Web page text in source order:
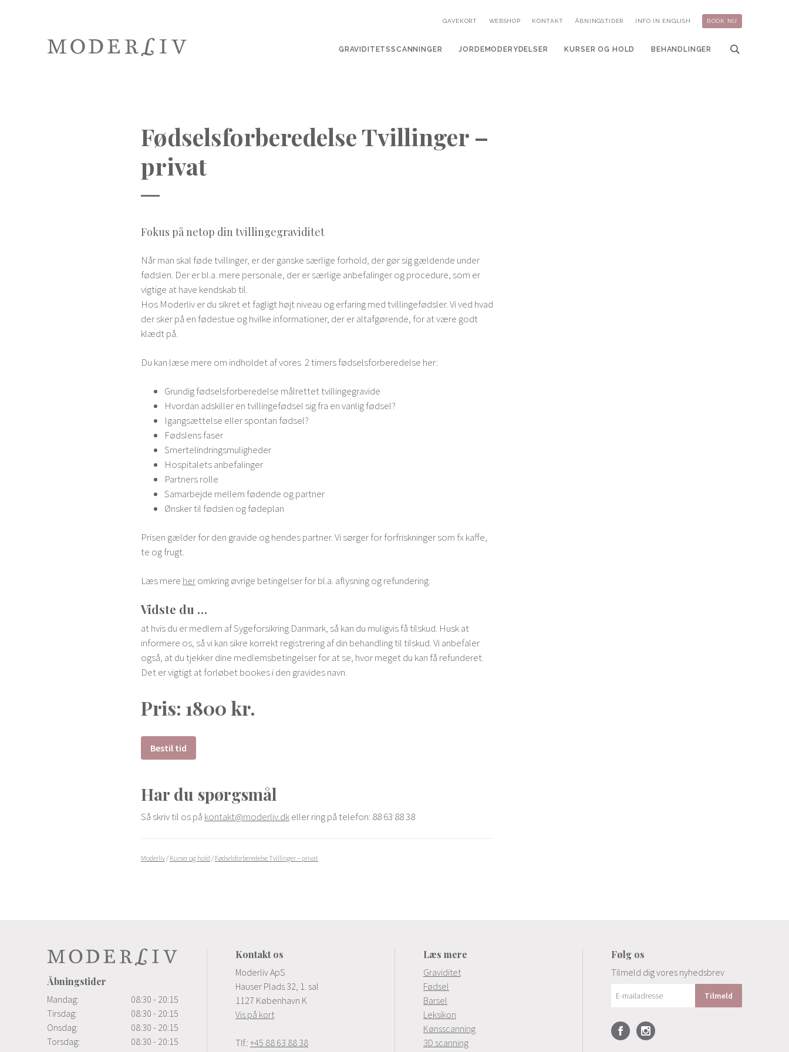
GRAVIDITETSSCANNINGER JORDEMODERYDELSER KURSER OG HOLD BEHANDLINGER
GAVEKORT WEBSHOP KONTAKT ÅBNINGSTIDER INFO IN ENGLISH BOOK NU
Fødselsforberedelse Tvillinger –
privat
Fokus på netop din tvillingegraviditet
Når man skal føde tvillinger, er der ganske særlige forhold, der gør sig gældende under
fødslen. Der er bl.a. mere personale, der er særlige anbefalinger og procedure, som er
vigtige at have kendskab til.
Hos Moderliv er du sikret et fagligt højt niveau og erfaring med tvillingefødsler. Vi ved hvad
der sker på en fødestue og hvilke informationer, der er altafgørende, for at være godt
klædt på.
Du kan læse mere om indholdet af vores 2 timers fødselsforberedelse her:
Grundig fødselsforberedelse målrettet tvillingegravide
Hvordan adskiller en tvillingefødsel sig fra en vanlig fødsel?
Igangsættelse eller spontan fødsel?
Fødslens faser
Smertelindringsmuligheder
Hospitalets anbefalinger
Partners rolle
Samarbejde mellem fødende og partner
Ønsker til fødslen og fødeplan
Prisen gælder for den gravide og hendes partner. Vi sørger for forfriskninger som fx kaffe,
te og frugt.
Læs mere heromkring øvrige betingelser for bl.a. aflysning og refundering.
Vidste du …
at hvis du er medlem af Sygeforsikring Danmark, så kan du muligvis få tilskud. Husk at
informere os, så vi kan sikre korrekt registrering af din behandling til tilskud. Vi anbefaler
også, at du tjekker dine medlemsbetingelser for at se, hvor meget du kan få refunderet.
Det er vigtigt at forløbet bookes i den gravides navn.
Pris: 1800 kr.
Bestil tid
Har du spørgsmål
Så skriv til os på kontakt@moderliv.dkeller ring på telefon: 88 63 88 38
Moderliv/ Kurser og hold / Fødselsforberedelse Tvillinger – privat
Åbningstider
Mandag:
08:30 - 20:15
Tirsdag:
08:30 - 20:15
Onsdag:
08:30 - 20:15
Torsdag:
08:30 - 20:15
Kontakt os
Moderliv ApS
Hauser Plads 32, 1. sal
1127 København K
Vis på kort
Tlf.: +45 88 63 88 38
Læs mere
Graviditet
Fødsel
Barsel
Leksikon
Kønsscanning
3D scanning
Følg os
Tilmeld dig vores nyhedsbrev